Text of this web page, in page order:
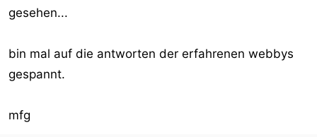
gesehen...
bin mal auf die antworten der erfahrenen webbys
gespannt.
mfg